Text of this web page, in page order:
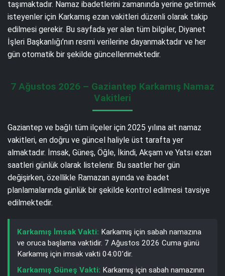
taşımaktadır. Namaz ibadetlerini zamanında yerine getirmek
isteyenler için Karkamış ezan vakitleri düzenli olarak takip
edilmesi gerekir. Bu sayfada yer alan tüm bilgiler, Diyanet
İşleri Başkanlığı’nın resmi verilerine dayanmaktadır ve her
gün otomatik bir şekilde güncellenmektedir.
7 Ağustos 2026 – Gaziantep Karkamış Namaz
Vakitleri
Gaziantep ve bağlı tüm ilçeler için 2025 yılına ait namaz
vakitleri, en doğru ve güncel haliyle üst tarafta yer
almaktadır. İmsak, Güneş, Öğle, İkindi, Akşam ve Yatsı ezan
saatleri günlük olarak listelenir. Bu saatler her gün
değişirken, özellikle Ramazan ayında ve ibadet
planlamalarında günlük bir şekilde kontrol edilmesi tavsiye
edilmektedir.
Karkamış İmsak Vakti: Karkamış için sabah namazına
ve oruca başlama vaktidir. 7 Ağustos 2026 Cuma günü
Karkamış için imsak vakti 04:00’dir.
Karkamış Güneş Vakti: Karkamış için sabah namazının